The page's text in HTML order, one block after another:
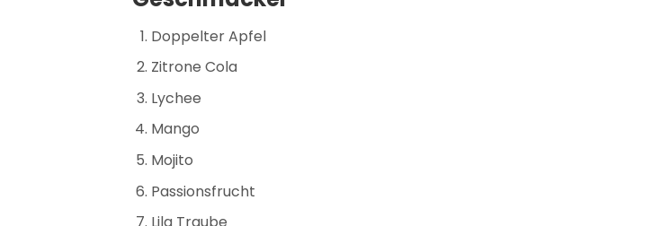
Doppelter Apfel
Zitrone Cola
Lychee
Mango
Mojito
Passionsfrucht